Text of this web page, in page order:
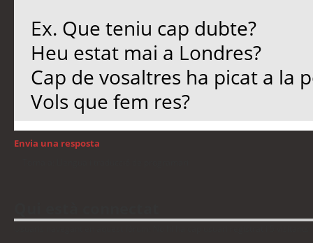
Ex. Que teniu cap dubte?
Heu estat mai a Londres?
Cap de vosaltres ha picat a la
Vols que fem res?
Envia una resposta